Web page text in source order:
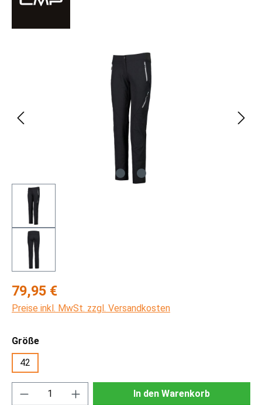
Bildergalerie überspringen
Regulärer Preis:
79,95 €
Preise inkl. MwSt. zzgl. Versandkosten
Größeauswählen
42
Produkt Anzahl: Gib den gewünschten
In den Warenkorb